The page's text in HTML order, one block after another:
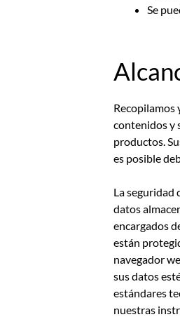
Se
Recopilamos
contenidos y
productos.
es posible
La seguridad
datos
encargados
están
navegador
sus datos
estándares
nuestras